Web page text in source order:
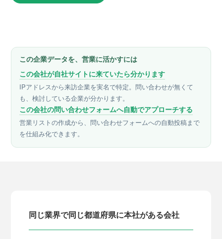
この企業データを、営業に活かすには
この会社が自社サイトに来ていたら分かります
IPアドレスから来訪企業を実名で特定。問い合わせが無くて
も、検討している企業が分かります。
この会社の問い合わせフォームへ自動でアプローチする
営業リストの作成から、問い合わせフォームへの自動投稿まで
を仕組み化できます。
同じ業界で同じ都道府県に本社がある会社